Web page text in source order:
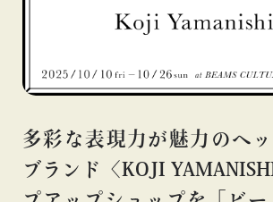
#エンタメ
#ビームス カルチャー ト 高輪
#ビ
#ファッション
#フェニカ #マンガ
#ライブ
#レコード #写真 #抽選
#絵画
#美術館 #言葉 #連載 #
多彩な表現力が魅力のヘ
ブランド〈KOJI